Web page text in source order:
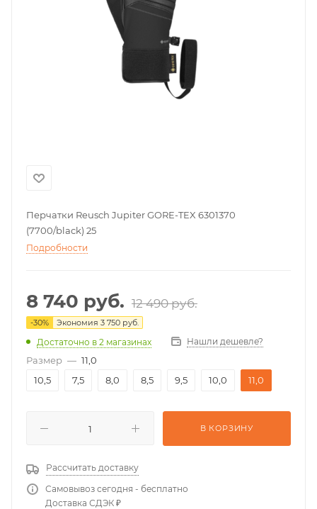
Перчатки Reusch Jupiter GORE-TEX 6301370
(7700/black) 25
Подробности
8 740 руб. 12 490руб.
-30% Экономия 3 750 руб.
Достаточно в 2 магазинах Нашли дешевле?
Размер — 11,0
10,5
7,5 8,0 8,5 9,5 10,0 11,0
В КОРЗИНУ
Рассчитать доставку
Самовывоз сегодня - бесплатно
Доставка СДЭК ₽